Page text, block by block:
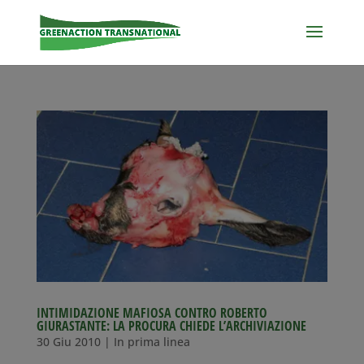
INTIMIDAZIONE MAFIOSA CONTRO ROBERTO
GIURASTANTE: LA PROCURA CHIEDE L’ARCHIVIAZIONE
30 Giu 2010| In prima linea